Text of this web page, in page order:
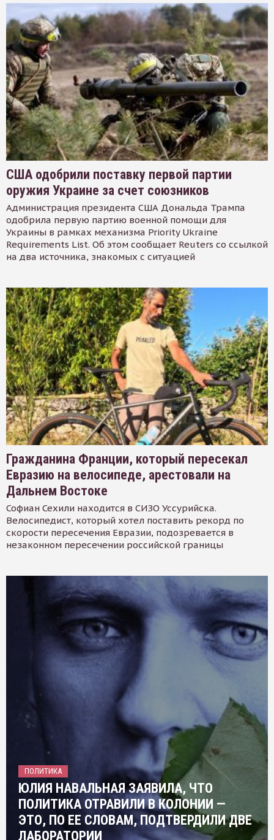
США одобрили поставку первой партии
оружия Украине за счет союзников
Администрация президента США Дональда Трампа
одобрила первую партию военной помощи для
Украины в рамках механизма Priority Ukraine
Requirements List. Об этом сообщает Reuters со ссылкой
на два источника, знакомых с ситуацией
Гражданина Франции, который пересекал
Евразию на велосипеде, арестовали на
Дальнем Востоке
Софиан Сехили находится в СИЗО Уссурийска.
Велосипедист, который хотел поставить рекорд по
скорости пересечения Евразии, подозревается в
незаконном пересечении российской границы
ПОЛИТИКА
ЮЛИЯ НАВАЛЬНАЯ ЗАЯВИЛА, ЧТО
ПОЛИТИКА ОТРАВИЛИ В КОЛОНИИ —
ЭТО, ПО ЕЕ СЛОВАМ, ПОДТВЕРДИЛИ ДВЕ
ЛАБОРАТОРИИ